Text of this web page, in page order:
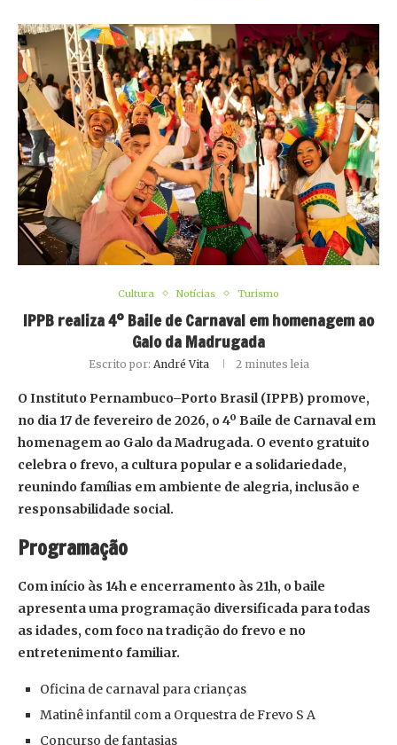
Cultura Notícias Turismo
IPPB realiza 4º Baile de Carnaval em homenagem ao
Galo da Madrugada
Escrito por: André Vita 2 minutes leia
O Instituto Pernambuco–Porto Brasil (IPPB) promove,
no dia 17 de fevereiro de 2026, o 4º Baile de Carnaval em
homenagem ao Galo da Madrugada. O evento gratuito
celebra o frevo, a cultura popular e a solidariedade,
reunindo famílias em ambiente de alegria, inclusão e
responsabilidade social.
Programação
Com início às 14h e encerramento às 21h, o baile
apresenta uma programação diversificada para todas
as idades, com foco na tradição do frevo e no
entretenimento familiar.
Oficina de carnaval para crianças
Matinê infantil com a Orquestra de Frevo S A
Concurso de fantasias